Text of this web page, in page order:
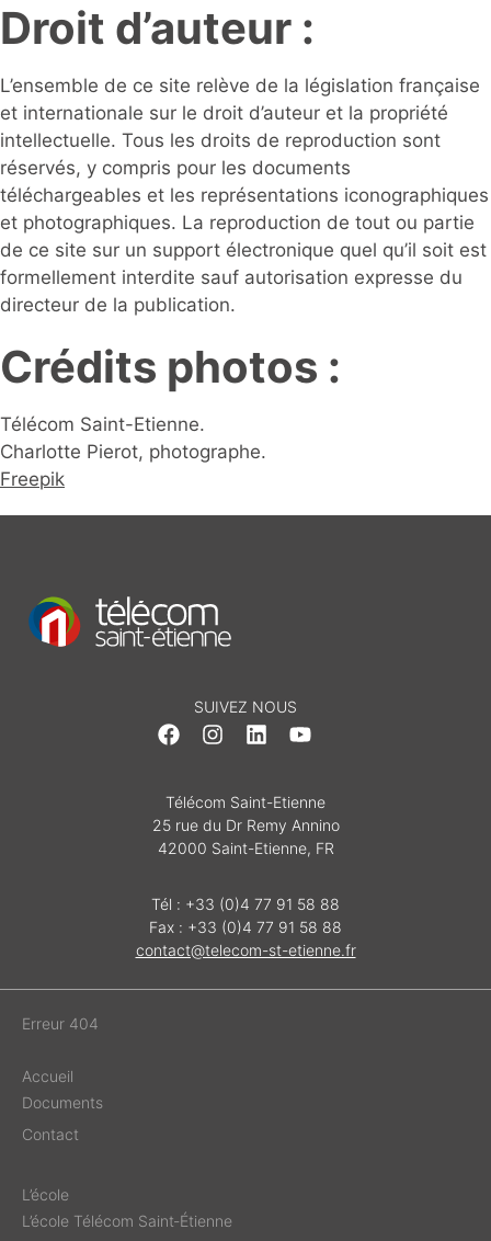
Droit d’auteur :
L’ensemble de ce site relève de la législation française
et internationale sur le droit d’auteur et la propriété
intellectuelle. Tous les droits de reproduction sont
réservés, y compris pour les documents
téléchargeables et les représentations iconographiques
et photographiques. La reproduction de tout ou partie
de ce site sur un support électronique quel qu’il soit est
formellement interdite sauf autorisation expresse du
directeur de la publication.
Crédits photos :
Télécom Saint-Etienne.
Charlotte Pierot, photographe.
Freepik
SUIVEZ NOUS
Télécom Saint-Etienne
25 rue du Dr Remy Annino
42000 Saint-Etienne, FR
Tél : +33 (0)4 77 91 58 88
Fax : +33 (0)4 77 91 58 88
contact@telecom-st-etienne.fr
Erreur 404
Accueil
Documents
Contact
L’école
L’école Télécom Saint‑Étienne